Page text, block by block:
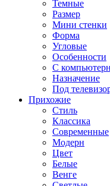
Темные
Размер
Мини стенки
Форма
Угловые
Особенности
С
Назначение
Под
Прихожие
Стиль
Классика
Современные
Модерн
Цвет
Белые
Венге